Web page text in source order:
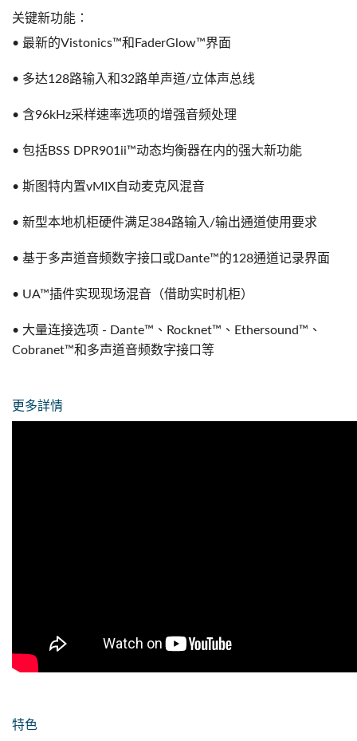
关键新功能：
• 最新的Vistonics™和FaderGlow™界面
• 多达128路输入和32路单声道/立体声总线
• 含96kHz采样速率选项的增强音频处理
• 包括BSS DPR901ii™动态均衡器在内的强大新功能
• 斯图特内置vMIX自动麦克风混音
• 新型本地机柜硬件满足384路输入/输出通道使用要求
• 基于多声道音频数字接口或Dante™的128通道记录界面
• UA™插件实现现场混音（借助实时机柜）
• 大量连接选项 - Dante™、Rocknet™、Ethersound™、
Cobranet™和多声道音频数字接口等
更多詳情
特色